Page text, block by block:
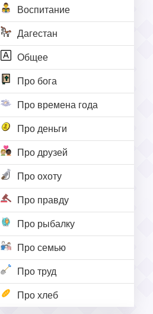
Воспитание
Дагестан
Общее
Про бога
Про времена года
Про деньги
Про друзей
Про охоту
Про правду
Про рыбалку
Про семью
Про труд
Про хлеб